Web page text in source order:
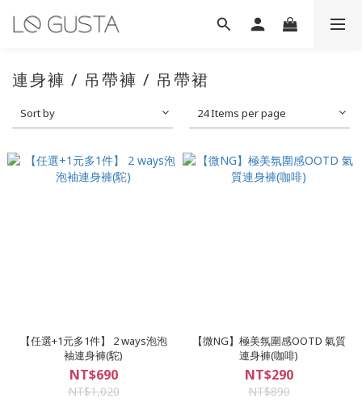
連身褲 / 吊帶褲 / 吊帶裙
Sort by 24 Items per page
【任選+1元多1件】 2 ways泡泡
袖連身褲(駝)
NT$690
NT$1,020
【微NG】極美氛圍感OOTD 氣質
連身褲(咖啡)
NT$290
NT$890